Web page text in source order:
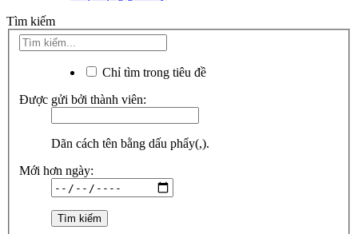
Tìm kiếm
Chỉ tìm trong tiêu đề
Được gửi bởi thành viên:
Dãn cách tên bằng dấu phẩy(,).
Mới hơn ngày: